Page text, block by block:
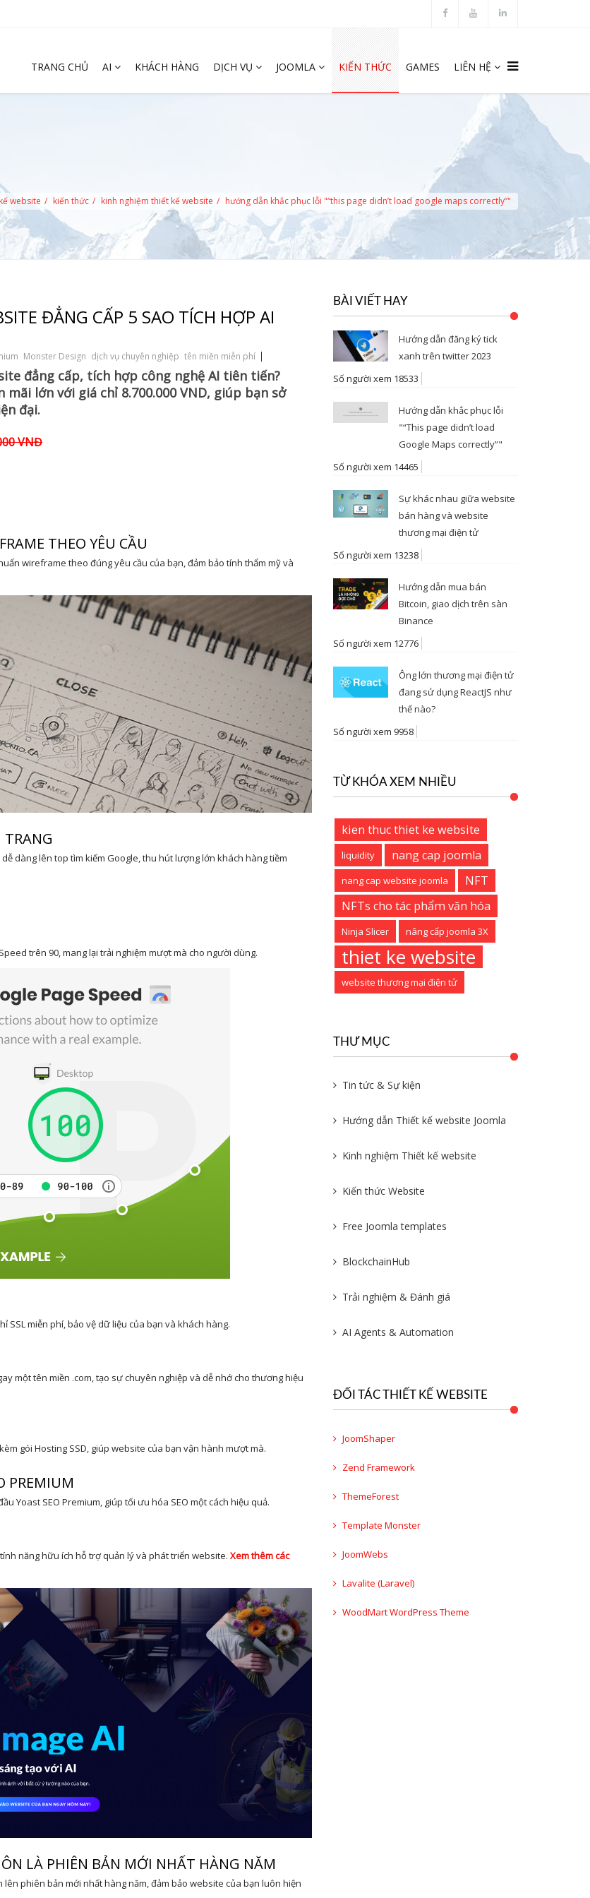
TRANG CHỦ AI KHÁCH HÀNG DỊCH VỤ JOOMLA KIẾN THỨC GAMES LIÊN HỆ
website kiến thức kinh nghiệm thiết kế website hướng dẫn khắc phục lỗi "“this page didn’t load google maps correctly”"
ĐẲNG CẤP 5 SAO TÍCH HỢP AI
Monster Design dịch vụ chuyên nghiệp tên miền miễn phí
đẳng cấp, tích hợp công nghệ AI tiên tiến?
lớn với giá chỉ 8.700.000 VND, giúp bạn sở
đại.
VNĐ
THEO YÊU CẦU
wireframe theo đúng yêu cầu của bạn, đảm bảo tính thẩm mỹ và
dàng lên top tìm kiếm Google, thu hút lượng lớn khách hàng tiềm
trên 90, mang lại trải nghiệm mượt mà cho người dùng.
SSL miễn phí, bảo vệ dữ liệu của bạn và khách hàng.
một tên miền .com, tạo sự chuyên nghiệp và dễ nhớ cho thương hiệu
gói Hosting SSD, giúp website của bạn vận hành mượt mà.
PREMIUM
Yoast SEO Premium, giúp tối ưu hóa SEO một cách hiệu quả.
năng hữu ích hỗ trợ quản lý và phát triển website. Xem thêm các
LÀ PHIÊN BẢN MỚI NHẤT HÀNG NĂM
phiên bản mới nhất hàng năm, đảm bảo website của bạn luôn hiện
BÀI VIẾT HAY
Hướng dẫn đăng ký tick
xanh trên twitter 2023
Số người xem 18533
Hướng dẫn khắc phục lỗi
"“This page didn’t load
Google Maps correctly”"
Số người xem 14465
Sự khác nhau giữa website
bán hàng và website
thương mại điện tử
Số người xem 13238
Hướng dẫn mua bán
Bitcoin, giao dịch trên sàn
Binance
Số người xem 12776
Ông lớn thương mại điện tử
đang sử dụng ReactJS như
thế nào?
Số người xem 9958
TỪ KHÓA XEM NHIỀU
kien thuc thiet ke website
liquidity nang cap joomla
nang cap website joomla
NFT
NFTs cho tác phẩm văn hóa
Ninja Slicer nâng cấp joomla 3X
thiet ke website
website thương mại điện tử
THƯ MỤC
Tin tức & Sự kiện
Hướng dẫn Thiết kế website Joomla
Kinh nghiệm Thiết kế website
Kiến thức Website
Free Joomla templates
BlockchainHub
Trải nghiệm & Đánh giá
AI Agents & Automation
ĐỐI TÁC THIẾT KẾ WEBSITE
JoomShaper
Zend Framework
ThemeForest
Template Monster
JoomWebs
Lavalite (Laravel)
WoodMart WordPress Theme